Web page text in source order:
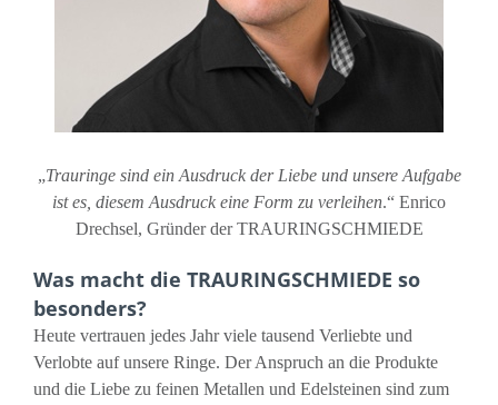
„Trauringe sind ein Ausdruck der Liebe und unsere Aufgabe
ist es, diesem Ausdruck eine Form zu verleihen.“ Enrico
Drechsel, Gründer der TRAURINGSCHMIEDE
Was macht die TRAURINGSCHMIEDE so
besonders?
Heute vertrauen jedes Jahr viele tausend Verliebte und
Verlobte auf unsere Ringe. Der Anspruch an die Produkte
und die Liebe zu feinen Metallen und Edelsteinen sind zum